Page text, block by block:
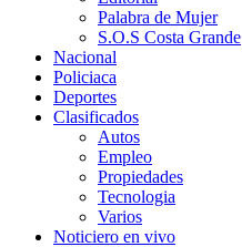
Palabra de Mujer
S.O.S Costa Grande
Nacional
Policiaca
Deportes
Clasificados
Autos
Empleo
Propiedades
Tecnologia
Varios
Noticiero en vivo